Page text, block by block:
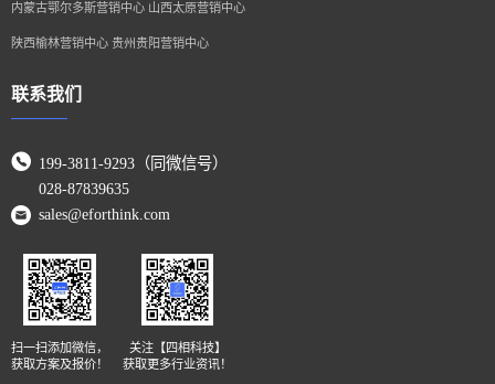
内蒙古鄂尔多斯营销中心 山西太原营销中心
陕西榆林营销中心 贵州贵阳营销中心
联系我们
199-3811-9293（同微信号）
028-87839635
sales@eforthink.com
扫一扫添加微信，
获取方案及报价！
关注【四相科技】
获取更多行业资讯！